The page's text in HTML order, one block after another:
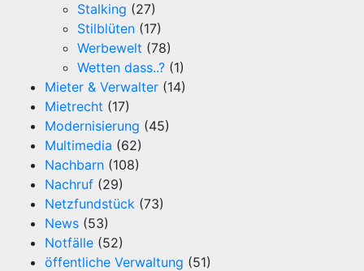
Stalking (27)
Stilblüten (17)
Werbewelt (78)
Wetten dass..? (1)
Mieter & Verwalter (14)
Mietrecht (17)
Modernisierung (45)
Multimedia (62)
Nachbarn (108)
Nachruf (29)
Netzfundstück (73)
News (53)
Notfälle (52)
öffentliche Verwaltung (51)